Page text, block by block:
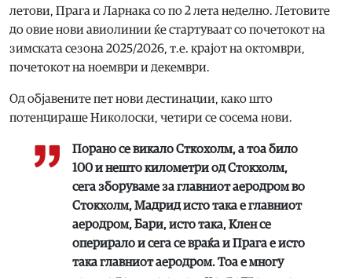
летови, Прага и Ларнака со по 2 лета неделно. Летовите
до овие нови авиолинии ќе стартуваат со почетокот на
зимската сезона 2025/2026, т.е. крајот на октомври,
почетокот на ноември и декември.
Од објавените пет нови дестинации, како што
потенцираше Николоски, четири се сосема нови.
Порано се викало Сткохолм, а тоа било
100 и нешто километри од Стокхолм,
сега зборуваме за главниот аеродром во
Стокхолм, Мадрид исто така е главниот
аеродром, Бари, исто така, Клен се
оперирало и сега се враќа и Прага е исто
така главниот аеродром. Тоа е многу